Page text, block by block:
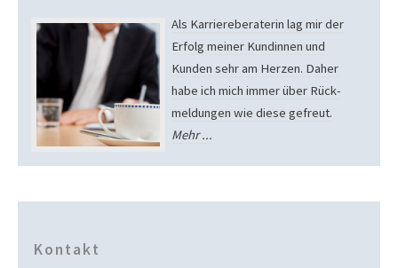
Als Karriere­beraterin lag mir der
Erfolg meiner Kundinnen und
Kunden sehr am Herzen. Daher
habe ich mich immer über Rück­
meldungen wie diese gefreut.
Mehr ...
Kontakt